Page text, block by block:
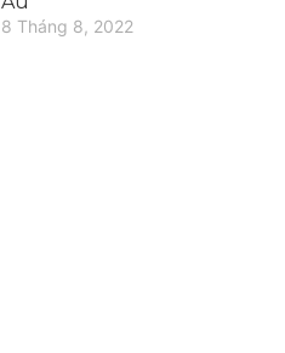
8 Tháng 8, 2022